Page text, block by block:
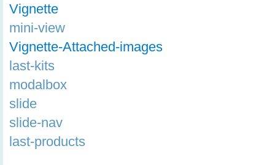
Vignette
mini-view
Vignette-Attached-images
last-kits
modalbox
slide
slide-nav
last-products